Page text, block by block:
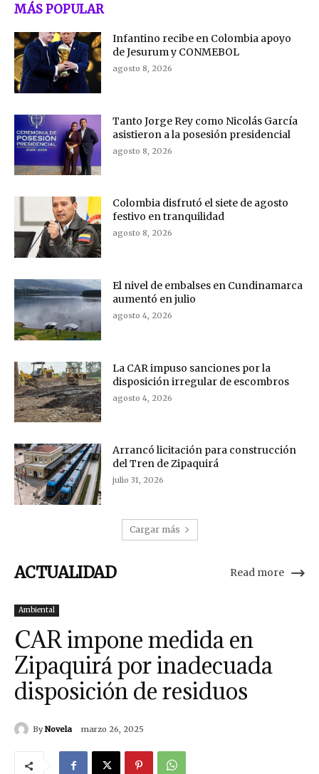
MÁS POPULAR
Infantino recibe en Colombia apoyo
de Jesurum y CONMEBOL
agosto 8, 2026
Tanto Jorge Rey como Nicolás García
asistieron a la posesión presidencial
agosto 8, 2026
Colombia disfrutó el siete de agosto
festivo en tranquilidad
agosto 8, 2026
El nivel de embalses en Cundinamarca
aumentó en julio
agosto 4, 2026
La CAR impuso sanciones por la
disposición irregular de escombros
agosto 4, 2026
Arrancó licitación para construcción
del Tren de Zipaquirá
julio 31, 2026
Cargar más
ACTUALIDAD Read more
Ambiental
CAR impone medida en
Zipaquirá por inadecuada
disposición de residuos
By Novela marzo 26, 2025